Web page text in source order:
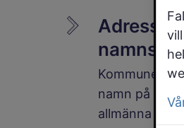
Adresser
Kommunen
namn på
allmänna